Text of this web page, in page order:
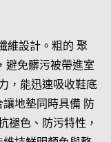
維設計。粗的 聚
避免髒污被帶進室
，能迅速吸收鞋底
地墊同時具備 防
褪色、防污特性，